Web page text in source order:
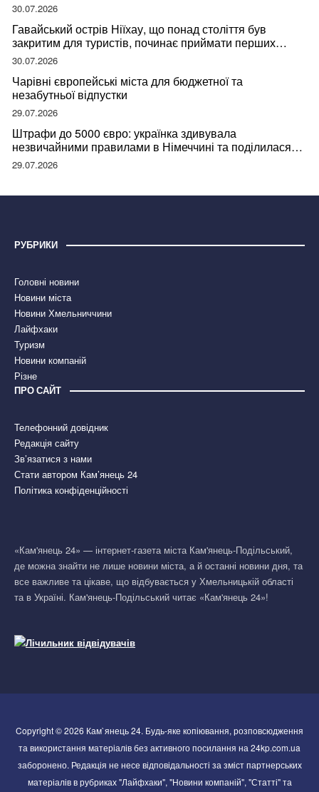
30.07.2026
Гавайський острів Ніїхау, що понад століття був
закритим для туристів, починає приймати перших
відвідувачів
30.07.2026
Чарівні європейські міста для бюджетної та
незабутньої відпустки
29.07.2026
Штрафи до 5000 євро: українка здивувала
незвичайними правилами в Німеччині та поділилася
правдою
29.07.2026
РУБРИКИ
Головні новини
Новини міста
Новини Хмельниччини
Лайфхаки
Туризм
Новини компаній
Різне
ПРО САЙТ
Телефонний довідник
Редакція сайту
Зв’язатися з нами
Стати автором Кам’янець 24
Політика конфіденційності
«Кам'янець 24» — інтернет-газета міста Кам'янець-Подільський,
де можна знайти не лише новини міста, а й останні новини дня, та
все важливе та цікаве, що відбувається у Хмельницькій області
та в Україні. Кам'янець-Подільський читає «Кам'янець 24»!
Copyright © 2026 Кам`янець 24. Будь-яке копіювання, розповсюдження
та використання матеріалів без активного посилання на 24kp.com.ua
заборонено. Редакція не несе відповідальності за зміст партнерських
матеріалів в рубриках "Лайфхаки", "Новини компаній", "Статті" та